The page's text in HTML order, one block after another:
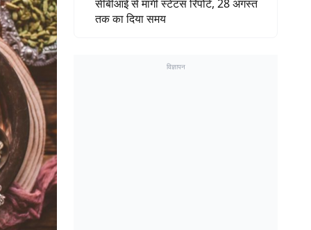
सीबीआई से मांगी स्टेटस रिपोर्ट, 28 अगस्त
तक का दिया समय
विज्ञापन